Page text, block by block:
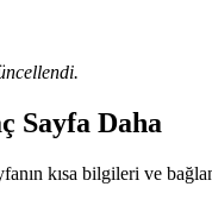
Sayfa Daha
kısa bilgileri ve